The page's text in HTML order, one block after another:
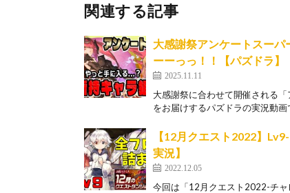
関連する記事
大感謝祭アンケートスー
ーーっっ！！【パズドラ】
2025.11.11
大感謝祭に合わせて開催される
をお届けするパズドラの実況動
【12月クエスト2022】
実況】
2022.12.05
今回は「12月クエスト2022-チャ